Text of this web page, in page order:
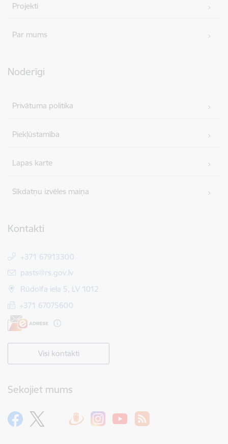
Projekti
Par mums
Noderīgi
Privātuma politika
Piekļūstamība
Lapas karte
Sīkdatņu izvēles maiņa
Kontakti
+371 67913300
E-pasts:
pasts@rs.gov.lv
Rūdolfa iela 5, LV 1012
+371 67075600
Visi kontakti
Sekojiet mums